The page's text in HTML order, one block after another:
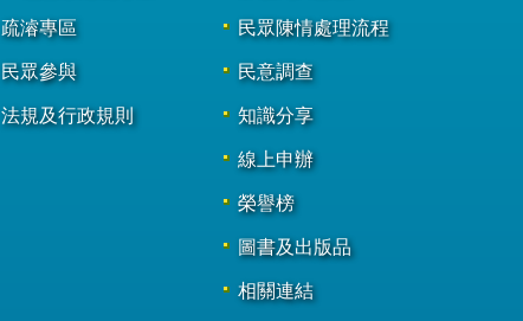
疏濬專區
民眾參與
法規及行政規則
民眾陳情處理流程
民意調查
知識分享
線上申辦
榮譽榜
圖書及出版品
相關連結